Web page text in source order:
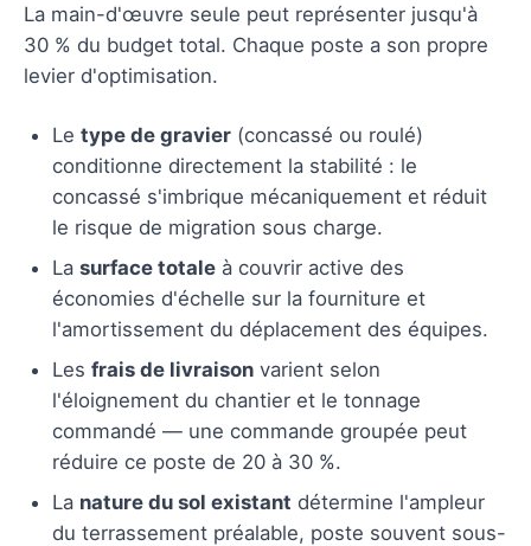
La main-d'œuvre seule peut représenter jusqu'à
30 % du budget total. Chaque poste a son propre
levier d'optimisation.
Le type de gravier (concassé ou roulé)
conditionne directement la stabilité : le
concassé s'imbrique mécaniquement et réduit
le risque de migration sous charge.
La surface totale à couvrir active des
économies d'échelle sur la fourniture et
l'amortissement du déplacement des équipes.
Les frais de livraison varient selon
l'éloignement du chantier et le tonnage
commandé — une commande groupée peut
réduire ce poste de 20 à 30 %.
La nature du sol existant détermine l'ampleur
du terrassement préalable, poste souvent sous-